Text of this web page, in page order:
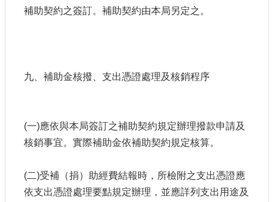
補助契約之簽訂。補助契約由本局另定之。
九、補助金核撥、支出憑證處理及核銷程序
(一)應依與本局簽訂之補助契約規定辦理撥款申請及
核銷事宜。實際補助金依補助契約規定核算。
(二)受補（捐）助經費結報時，所檢附之支出憑證應
依支出憑證處理要點規定辦理，並應詳列支出用途及